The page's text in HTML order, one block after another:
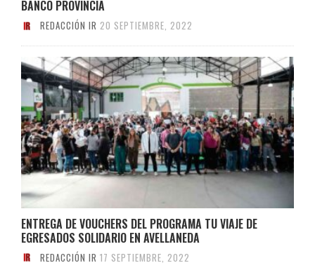
BANCO PROVINCIA
REDACCIÓN IR 20 SEPTIEMBRE, 2022
ENTREGA DE VOUCHERS DEL PROGRAMA TU VIAJE DE
EGRESADOS SOLIDARIO EN AVELLANEDA
REDACCIÓN IR 17 SEPTIEMBRE, 2022